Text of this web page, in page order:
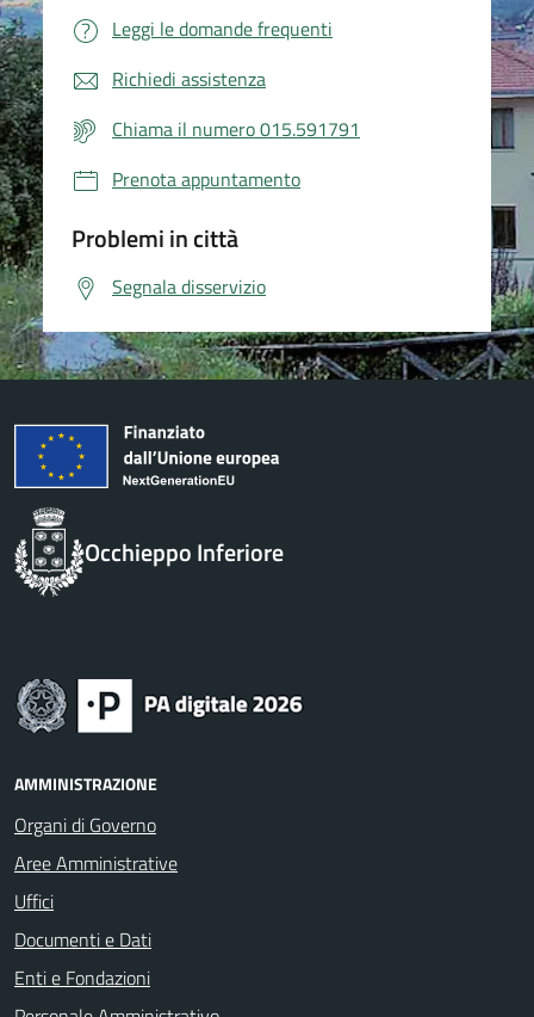
Leggi le domande frequenti
Richiedi assistenza
Chiama il numero 015.591791
Prenota appuntamento
Problemi in città
Segnala disservizio
Occhieppo Inferiore
AMMINISTRAZIONE
Organi di Governo
Aree Amministrative
Uffici
Documenti e Dati
Enti e Fondazioni